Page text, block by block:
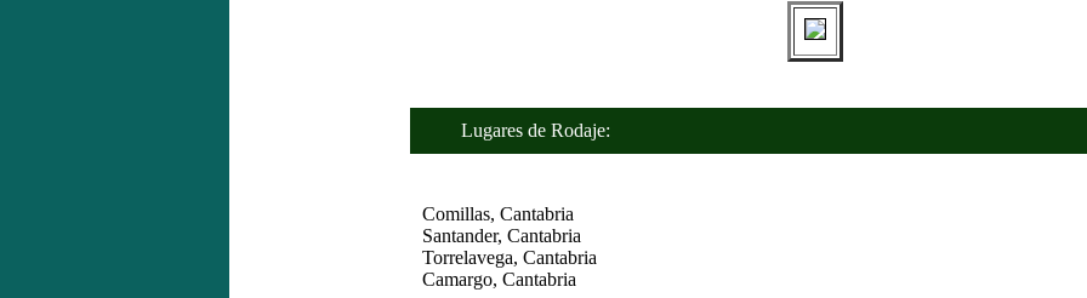
Lugares de Rodaje:
Comillas, Cantabria
Santander, Cantabria
Torrelavega, Cantabria
Camargo, Cantabria